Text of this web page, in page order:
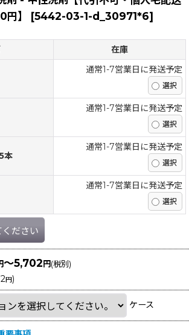
】
[5442-03-1-d_30971*6]
在庫
通常1-7営業日に発送予定
通常1-7営業日に発送予定
本
通常1-7営業日に発送予定
通常1-7営業日に発送予定
ださい
～5,702円(税別)
円)
ケース